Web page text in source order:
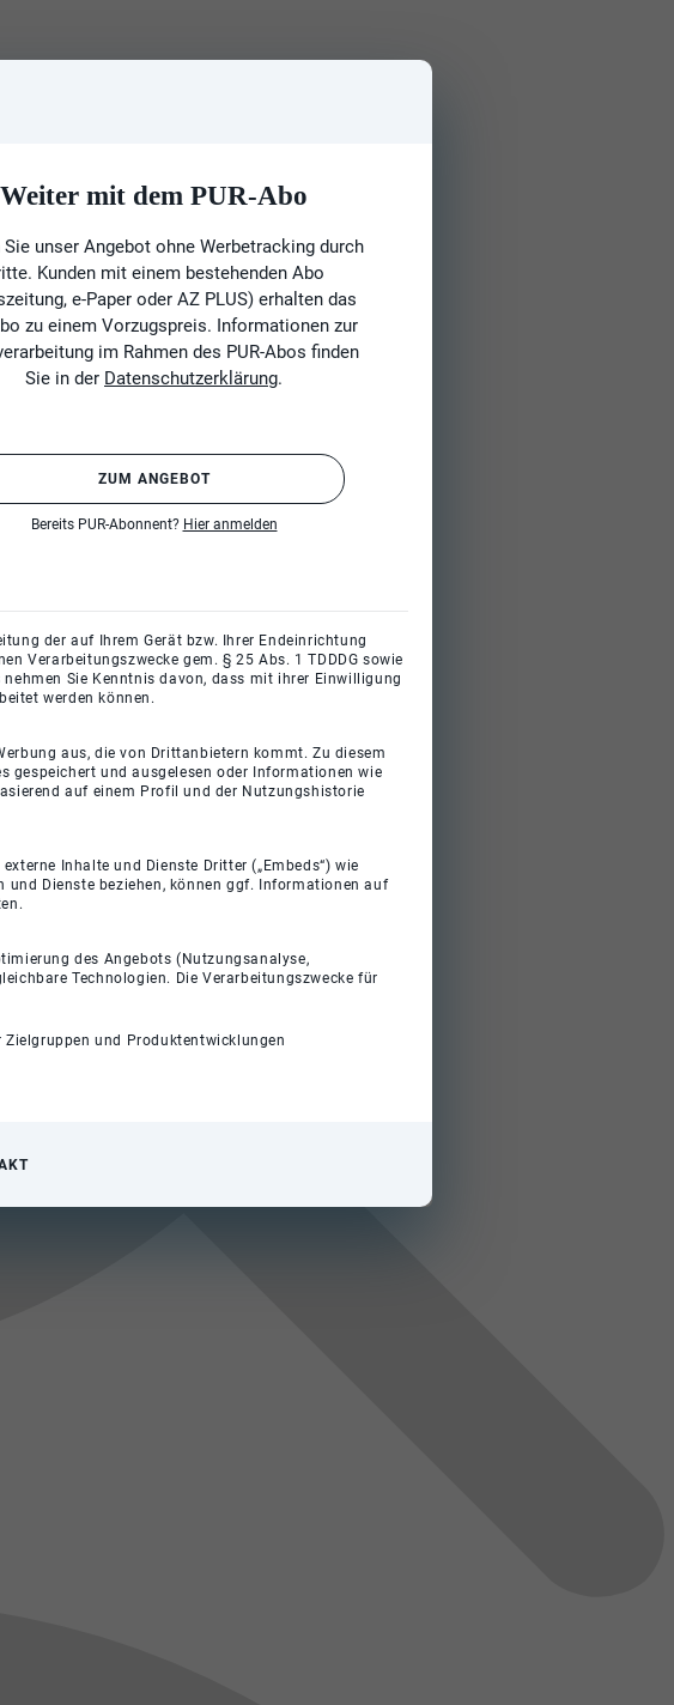
Weiter mit dem PUR-Abo
Sie unser Angebot ohne Werbetracking durch
Kunden mit einem bestehenden Abo
e-Paper oder AZ PLUS) erhalten das
zu einem Vorzugspreis. Informationen zur
im Rahmen des PUR-Abos finden
Sie in der Datenschutzerklärung.
ZUM ANGEBOT
Bereits PUR-Abonnent? Hier anmelden
der auf Ihrem Gerät bzw. Ihrer Endeinrichtung
Verarbeitungszwecke gem. § 25 Abs. 1 TDDDG sowie
Sie Kenntnis davon, dass mit ihrer Einwilligung
werden können.
aus, die von Drittanbietern kommt. Zu diesem
gespeichert und ausgelesen oder Informationen wie
auf einem Profil und der Nutzungshistorie
Inhalte und Dienste Dritter („Embeds“) wie
und Dienste beziehen, können ggf. Informationen auf
des Angebots (Nutzungsanalyse,
Technologien. Die Verarbeitungszwecke für
und Produktentwicklungen